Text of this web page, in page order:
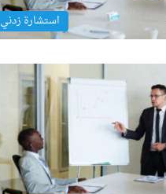
استشارة زدني